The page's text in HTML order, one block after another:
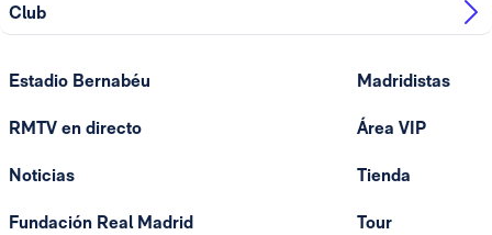
Club
Estadio Bernabéu
RMTV en directo
Noticias
Fundación Real Madrid
Madridistas
Área VIP
Tienda
Tour